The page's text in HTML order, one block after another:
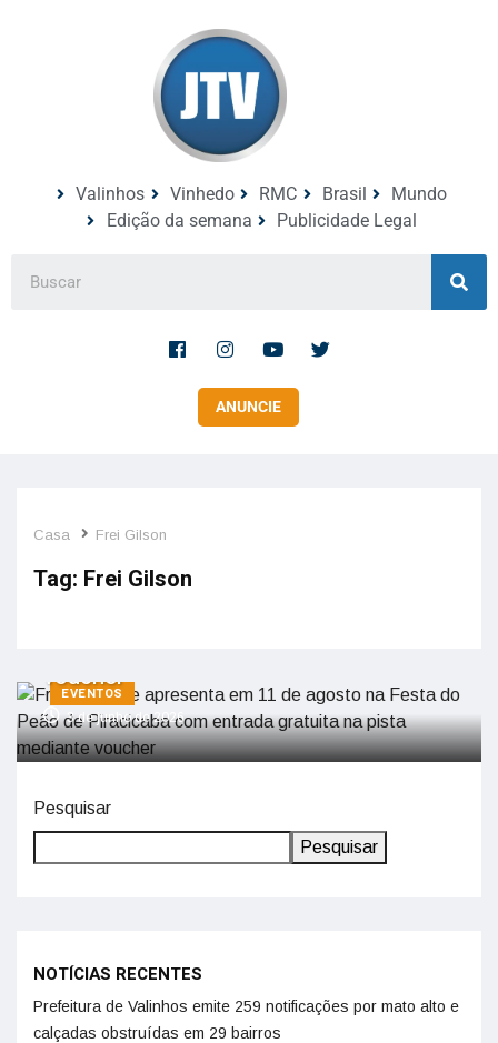
Valinhos Vinhedo RMC Brasil
Mundo
Edição da semana
Publicidade Legal
ANUNCIE
Casa Frei Gilson
Tag: Frei Gilson
EVENTOS
Frei Gilson se apresenta em 11 de
voucher
3 de junho de 2026
Pesquisar
Pesquisar
NOTÍCIAS RECENTES
Prefeitura de Valinhos emite 259 notificações por mato alto e
calçadas obstruídas em 29 bairros